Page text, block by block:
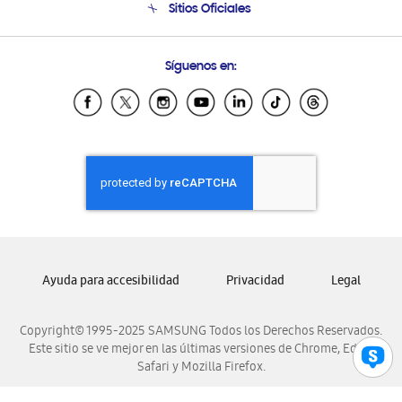
Condiciones de Compra
Soporte vía eMail
Sitios Oficiales
Samsung Ecuador
Samsung El Salvador
Samsung Honduras
Samsung Nicaragua
Samsung Panamá
Samsung Venezuela
Síguenos en:
Copyright© 1995-2025 SAMSUNG Todos los Derechos Reservados.
Este sitio se ve mejor en las últimas versiones de Chrome, Edge,
Safari y Mozilla Firefox.
Ayuda para accesibilidad Privacidad Legal